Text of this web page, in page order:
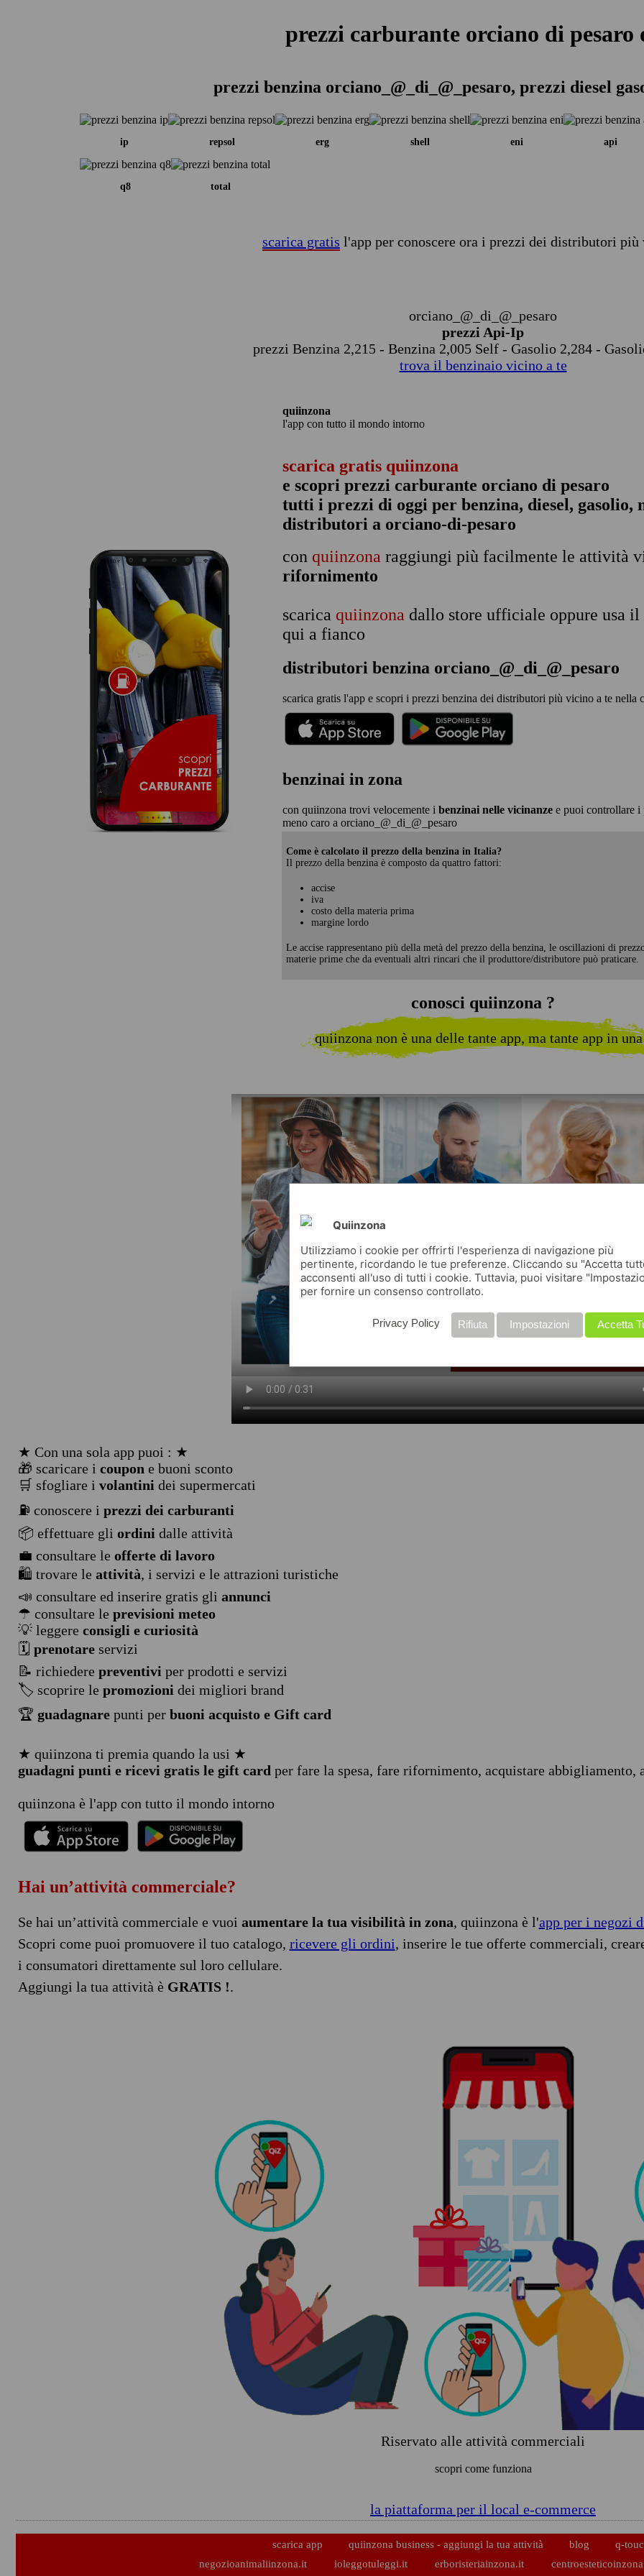
prezzi carburante orciano di pesaro
prezzi benzina orciano_@_di_@_pesaro, prezzi diesel
ip repsol erg shell eni api
q8 total
scarica gratis l'app per conoscere ora i prezzi dei distributori più
orciano_@_di_@_pesaro
prezzi Api-Ip
prezzi Benzina 2,215 - Benzina 2,005 Self - Gasolio 2,284 -
trova il benzinaio vicino a te
quiinzona
l'app con tutto il mondo intorno
scarica gratis quiinzona
e scopri prezzi carburante orciano di pesaro
tutti i prezzi di oggi per benzina, diesel, gasolio,
distributori a orciano-di-pesaro
con quiinzona raggiungi più facilmente le attività
rifornimento
scarica quiinzona dallo store ufficiale oppure usa il
qui a fianco
distributori benzina orciano_@_di_@_pesaro
scarica gratis l'app e scopri i prezzi benzina dei distributori più vicino a te nella
benzinai in zona
con quiinzona trovi velocemente i benzinai nelle vicinanze e puoi controllare i
meno caro a orciano_@_di_@_pesaro
Come è calcolato il prezzo della benzina in Italia?
Il prezzo della benzina è composto da quattro fattori:
accise
iva
costo della materia prima
margine lordo
Le accise rappresentano più della metà del prezzo della benzina, le oscillazioni di
materie prime che da eventuali altri rincari che il produttore/distributore può praticare.
conosci quiinzona ?
quiinzona non è una delle tante app, ma tante app in
★ Con una sola app puoi : ★
🎁 scaricare i coupon e buoni sconto
🛒 sfogliare i volantini dei supermercati
⛽ conoscere i prezzi dei carburanti
📦 effettuare gli ordini dalle attività
💼 consultare le offerte di lavoro
🛍️ trovare le attività, i servizi e le attrazioni turistiche
📣 consultare ed inserire gratis gli annunci
☂ consultare le previsioni meteo
💡 leggere consigli e curiosità
🗓️ prenotareservizi
📝 richiedere preventivi per prodotti e servizi
🏷️ scoprire le promozioni dei migliori brand
🏆 guadagnarepunti per buoni acquisto e Gift card
★ quiinzona ti premia quando la usi ★
guadagni punti e ricevi gratis le gift card per fare la spesa, fare rifornimento, acquistare abbigliamento,
quiinzona è l'app con tutto il mondo intorno
Hai un’attività commerciale?
Se hai un’attività commerciale e vuoi aumentare la tua visibilità in zona, quiinzona è l'app per i negozi
Scopri come puoi promuovere il tuo catalogo, ricevere gli ordini, inserire le tue offerte commerciali,
i consumatori direttamente sul loro cellulare.
Aggiungi la tua attività è GRATIS !.
Riservato alle attività commerciali
scopri come funziona
la piattaforma per il local e-commerce
scarica app quiinzona business - aggiungi la tua attività blog
q-
negozioanimaliinzona.it
ioleggotuleggi.it erboristeriainzona.it
Quiinzona
Utilizziamo i cookie per offrirti l'esperienza di navigazione più
pertinente, ricordando le tue preferenze. Cliccando su "Accetta
acconsenti all'uso di tutti i cookie. Tuttavia, puoi visitare
per fornire un consenso controllato.
Accetta
Impostazioni
Rifiuta
Privacy Policy